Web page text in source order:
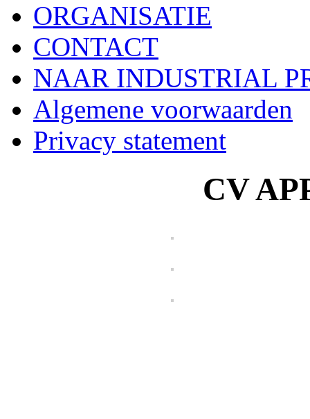
ORGANISATIE
CONTACT
NAAR INDUSTRIAL
Algemene voorwaarden
Privacy statement
CV